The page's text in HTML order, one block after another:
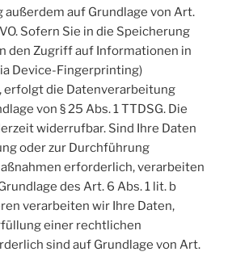
außerdem auf Grundlage von Art.
Sofern Sie in die Speicherung
den Zugriff auf Informationen in
Device-Fingerprinting)
erfolgt die Datenverarbeitung
von § 25 Abs. 1 TTDSG. Die
widerrufbar. Sind Ihre Daten
oder zur Durchführung
erforderlich, verarbeiten
des Art. 6 Abs. 1 lit. b
verarbeiten wir Ihre Daten,
einer rechtlichen
sind auf Grundlage von Art.